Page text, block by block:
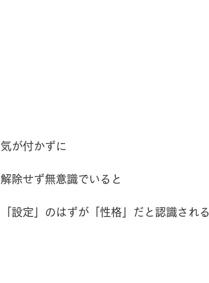
気が付かずに
解除せず無意識でいると
「設定」のはずが「性格」だと認識される